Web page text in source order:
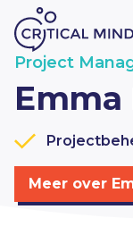
Ga naar de inhoud
Project
Emma
Meer over